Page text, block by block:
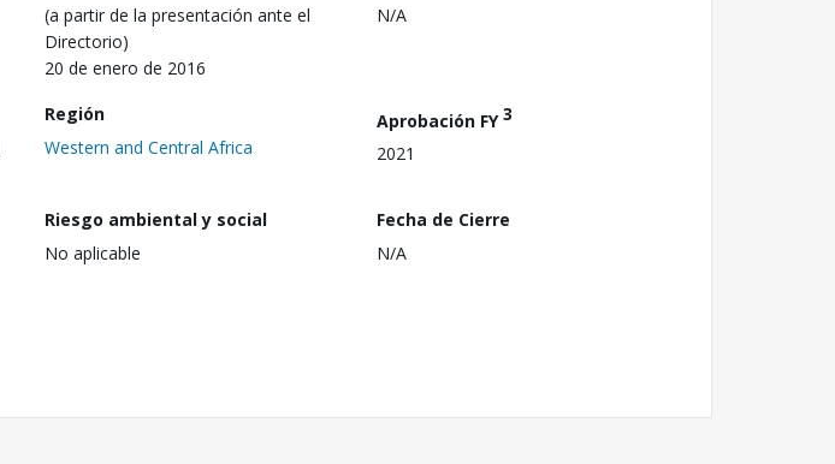
(a partir de la presentación ante el
Directorio)
20 de enero de 2016
N/A
Región
Western and Central Africa
Aprobación FY3
2021
Riesgo ambiental y social
No aplicable
Fecha de Cierre
N/A